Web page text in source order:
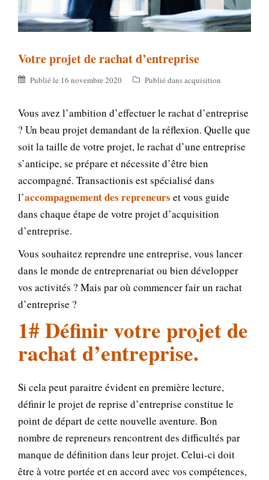
Votre projet de rachat d’entreprise
Publié le 16 novembre 2020 Publié dansacquisition
Vous avez l’ambition d’effectuer le rachat d’entreprise
? Un beau projet demandant de la réflexion. Quelle que
soit la taille de votre projet, le rachat d’une entreprise
s’anticipe, se prépare et nécessite d’être bien
accompagné. Transactionis est spécialisé dans
l’accompagnement des repreneurs et vous guide
dans chaque étape de votre projet d’acquisition
d’entreprise.
Vous souhaitez reprendre une entreprise, vous lancer
dans le monde de entreprenariat ou bien développer
vos activités ? Mais par où commencer fair un rachat
d’entreprise ?
1# Définir votre projet de
rachat d’entreprise.
Si cela peut paraitre évident en première lecture,
définir le projet de reprise d’entreprise constitue le
point de départ de cette nouvelle aventure. Bon
nombre de repreneurs rencontrent des difficultés par
manque de définition dans leur projet. Celui-ci doit
être à votre portée et en accord avec vos compétences,